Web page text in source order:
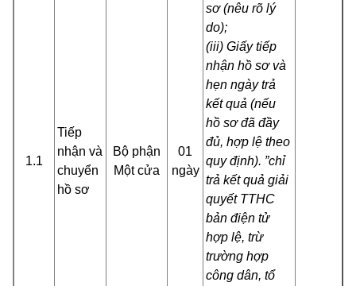
1.1
Tiếp
nhận và
chuyển
hồ sơ
Bộ phận
Một cửa
01
ngày
sơ (nêu rõ lý
do);
(iii) Giấy tiếp
nhận hồ sơ và
hẹn ngày trả
kết quả (nếu
hồ sơ đã đầy
đủ, hợp lệ theo
quy định). ”chỉ
trả kết quả giải
quyết TTHC
bản điện tử
hợp lệ, trừ
trường hợp
công dân, tổ